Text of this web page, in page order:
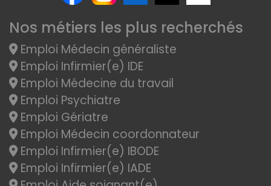
Nos métiers les plus recherchés
Emploi Médecin généraliste
Emploi Infirmier(e) IDE
Emploi Médecine du travail
Emploi Psychiatre
Emploi Gériatre
Emploi Médecin coordonnateur
Emploi Infirmier(e) IBODE
Emploi Infirmier(e) IADE